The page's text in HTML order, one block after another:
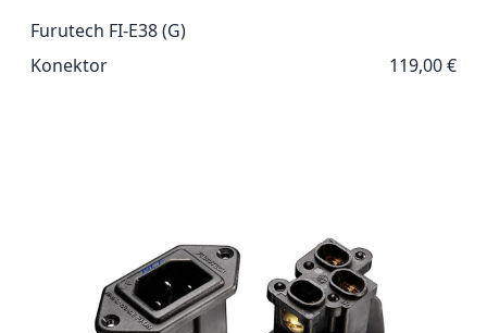
Furutech FI-E38 (G)
Konektor
119,00 €